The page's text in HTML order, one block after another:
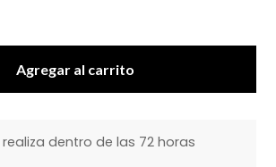
Agregar al carrito
realiza dentro de las 72 horas